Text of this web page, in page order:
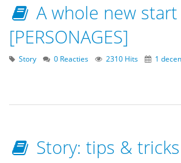
A whole new
[PERSONAGES]
Story 0 Reacties 2310 Hits 1
Story: tips & tricks